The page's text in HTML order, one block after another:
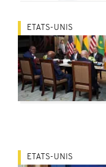
ETATS-UNIS
ETATS-UNIS